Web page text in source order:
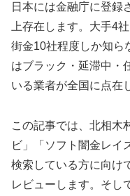
日本には金融庁に登録
上存在します。大手4
街金10社程度しか知ら
はブラック・延滞中・
いる業者が全国に点在
この記事では、北相木
ビ」「ソフト闇金レイ
検索している方に向け
レビューします。そし